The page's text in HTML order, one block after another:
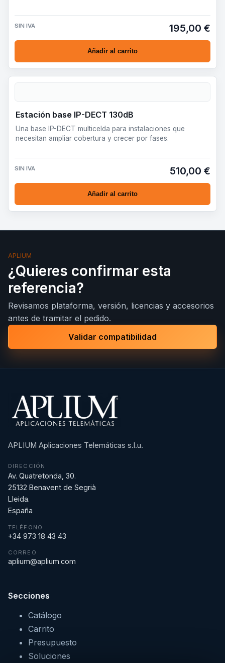
SIN IVA 195,00 €
Añadir al carrito
Estación base IP-DECT 130dB
Una base IP-DECT multicelda para instalaciones que
necesitan ampliar cobertura y crecer por fases.
SIN IVA 510,00 €
Añadir al carrito
APLIUM
¿Quieres confirmar esta
referencia?
Revisamos plataforma, versión, licencias y accesorios
antes de tramitar el pedido.
Validar compatibilidad
APLIUM Aplicaciones Telemáticas s.l.u.
DIRECCIÓN
Av. Quatretonda, 30.
25132 Benavent de Segrià
Lleida.
España
TELÉFONO
+34 973 18 43 43
CORREO
aplium@aplium.com
Secciones
Catálogo
Carrito
Presupuesto
Soluciones